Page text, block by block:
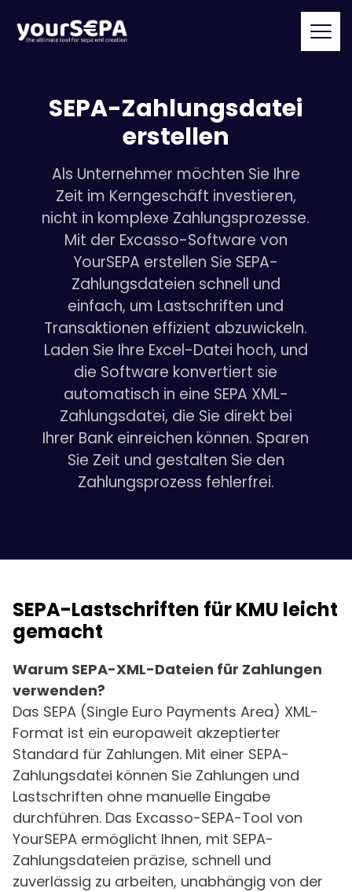
SEPA-Zahlungsdatei
erstellen
Als Unternehmer möchten Sie Ihre
Zeit im Kerngeschäft investieren,
nicht in komplexe Zahlungsprozesse.
Mit der Excasso-Software von
YourSEPA erstellen Sie SEPA-
Zahlungsdateien schnell und
einfach, um Lastschriften und
Transaktionen effizient abzuwickeln.
Laden Sie Ihre Excel-Datei hoch, und
die Software konvertiert sie
automatisch in eine SEPA XML-
Zahlungsdatei, die Sie direkt bei
Ihrer Bank einreichen können. Sparen
Sie Zeit und gestalten Sie den
Zahlungsprozess fehlerfrei.
SEPA-Lastschriften für KMU leicht
gemacht
Warum SEPA-XML-Dateien für Zahlungen
verwenden?
Das SEPA (Single Euro Payments Area) XML-
Format ist ein europaweit akzeptierter
Standard für Zahlungen. Mit einer SEPA-
Zahlungsdatei können Sie Zahlungen und
Lastschriften ohne manuelle Eingabe
durchführen. Das Excasso-SEPA-Tool von
YourSEPA ermöglicht Ihnen, mit SEPA-
Zahlungsdateien präzise, schnell und
zuverlässig zu arbeiten, unabhängig von der